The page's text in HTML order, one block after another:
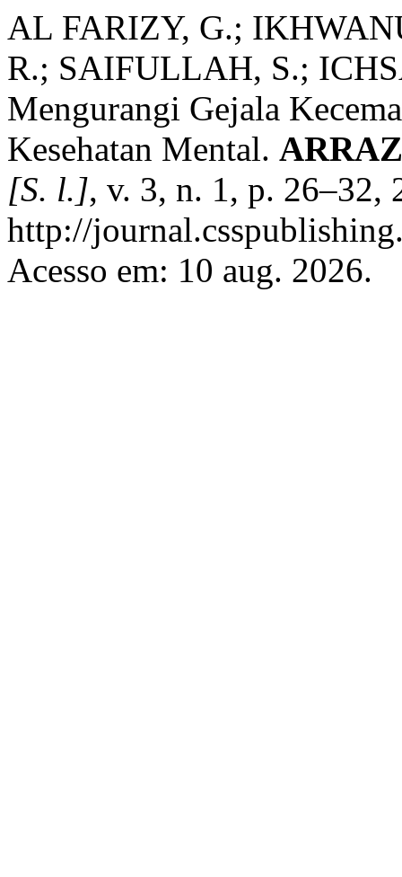
AL FARIZY, G.;
R.; SAIFULLAH, S.;
Mengurangi Gejala
Kesehatan Mental.
[S. l.], v. 3, n. 1, p. 26–32,
http://
Acesso em: 10 aug. 2026.